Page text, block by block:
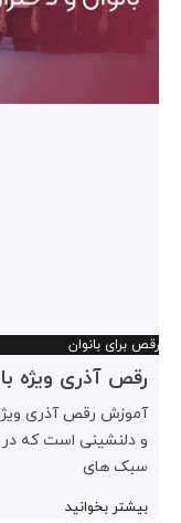
رقص برای بانوان
رقص آذری ویژه
آموزش رقص آذری ویژه
و دلنشینی است که
سبک های
بیشتر بخوانید